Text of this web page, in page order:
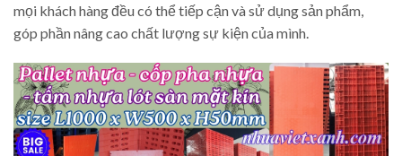
mọi khách hàng đều có thể tiếp cận và sử dụng sản phẩm,
góp phần nâng cao chất lượng sự kiện của mình.